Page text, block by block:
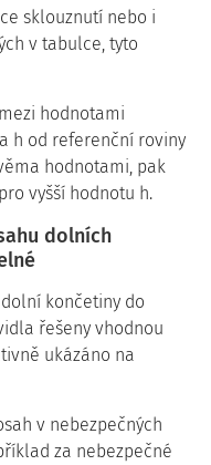
sklouznutí nebo i
v tabulce, tyto
hodnotami
h od referenční roviny
hodnotami, pak
vyšší hodnotu h.
dolních
končetiny do
řešeny vhodnou
ukázáno na
v nebezpečných
za nebezpečné